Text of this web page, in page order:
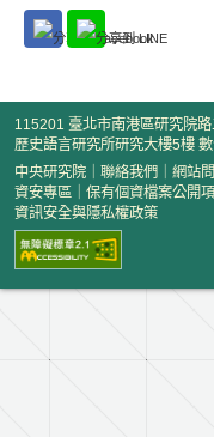
115201 臺北市南港區研究院
歷史語言研究所研究大樓5樓
中央研究院
聯絡我們
網站
資安專區
保有個資檔案公開
資訊安全與隱私權政策